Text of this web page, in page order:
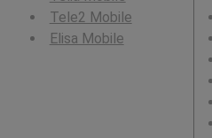
Tele2 Mobile
Elisa Mobile